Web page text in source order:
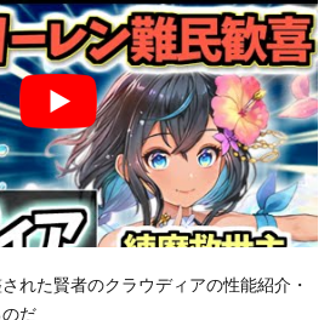
れた賢者のクラウディアの性能紹介・
だ